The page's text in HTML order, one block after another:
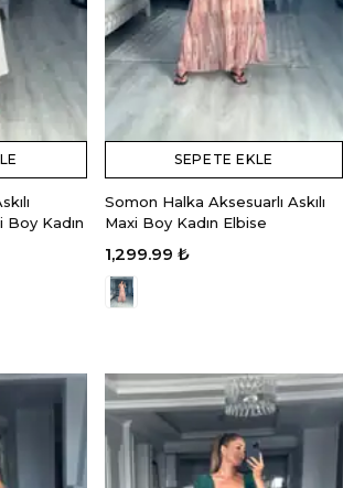
Boy Kadın
SEPETE EKLE
Somon Halka Aksesuarlı Askılı
Maxi Boy Kadın Elbise
1,299.99 ₺